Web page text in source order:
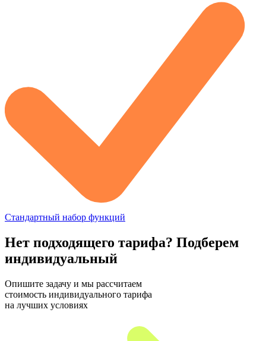
Стандартный набор функций
Нет подходящего тарифа? Подберем
индивидуальный
Опишите задачу и мы рассчитаем
стоимость индивидуального тарифа
на лучших условиях